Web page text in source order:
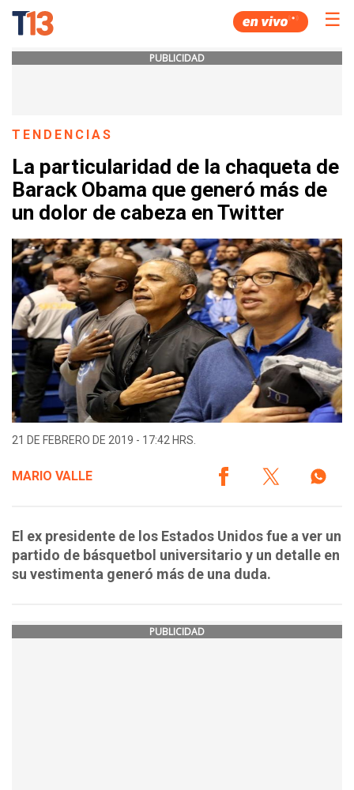
☰
PUBLICIDAD
TENDENCIAS
La particularidad de la chaqueta de
Barack Obama que generó más de
un dolor de cabeza en Twitter
21 DE FEBRERO DE 2019 - 17:42 HRS.
MARIO VALLE
El ex presidente de los Estados Unidos fue a ver un
partido de básquetbol universitario y un detalle en
su vestimenta generó más de una duda.
PUBLICIDAD